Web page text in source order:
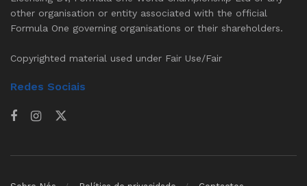
other organisation or entity associated with the official
Formula One governing organisations or their shareholders.
Copyrighted material used under Fair Use/Fair
Redes Sociais